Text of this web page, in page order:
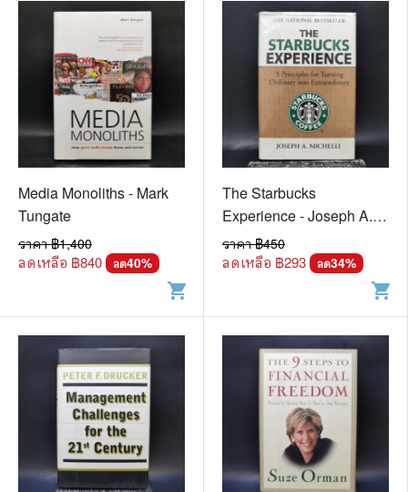
Media Monoliths - Mark
Tungate
ราคา ฿1,400
ลดเหลือ ฿840 ลด40%
shopping_cart
The Starbucks
Experience - Joseph A.
Michelli
ราคา ฿450
ลดเหลือ ฿293 ลด34%
shopping_cart